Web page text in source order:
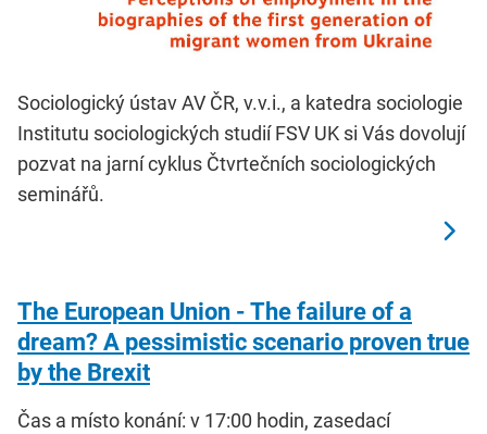
Sociologický ústav AV ČR, v.v.i., a katedra sociologie
Institutu sociologických studií FSV UK si Vás dovolují
pozvat na jarní cyklus Čtvrtečních sociologických
seminářů.
The European Union - The failure of a
dream? A pessimistic scenario proven true
by the Brexit
Čas a místo konání: v 17:00 hodin, zasedací